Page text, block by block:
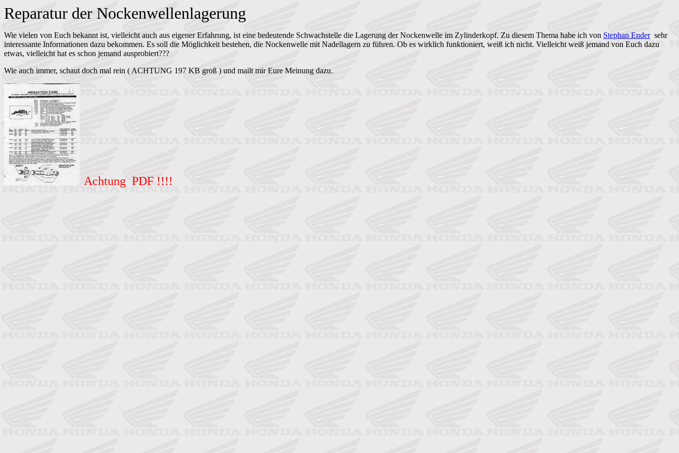
Reparatur der Nockenwellenlagerung
Wie vielen von Euch bekannt ist, vielleicht auch aus eigener Erfahrung, ist eine bedeutende Schwachstelle die Lagerung der Nockenwelle im Zylinderkopf. Zu diesem Thema habe ich von Stephan Endersehr
interessante Informationen dazu bekommen. Es soll die Möglichkeit bestehen, die Nockenwelle mit Nadellagern zu führen. Ob es wirklich funktioniert, weiß ich nicht. Vielleicht weiß jemand von Euch dazu
etwas, vielleicht hat es schon jemand ausprobiert???
Wie auch immer, schaut doch mal rein ( ACHTUNG 197 KB groß ) und mailt mir Eure Meinung dazu.
Achtung PDF !!!!